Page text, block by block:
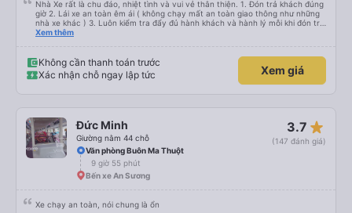
Nhà Xe rất là chu đáo, nhiệt tình và vui vẻ thân thiện. 1. Đón trả khách đúng
giờ 2. Lái xe an toàn êm ái ( không chạy mất an toàn giao thông như những
nhà xe khác ) 3. Luôn kiểm tra đẩy đủ hành khách và hành lý mỗi khi đón trả
khách. 4. Đặc biệt ngoài chăn gối và các tiện nghi khác, thì xe Hiếu Khanh
những chuyến đi tiếp theo. Chúc nhà xe tương lai càng phát triển và đội ngũ
công nhân viên của nhà xe luôn luôn vui vẻ giữ được sức khỏe !
Xem thêm
Không cần thanh toán trước
Xác nhận chỗ ngay lập tức
Xem giá
Đức Minh
Giường nằm 44 chỗ
3.7 star_rate
(147 đánh giá)
Văn phòng Buôn Ma Thuột
9 giờ 55 phút
Bến xe An Sương
Xe chạy an toàn, nói chung là ổn